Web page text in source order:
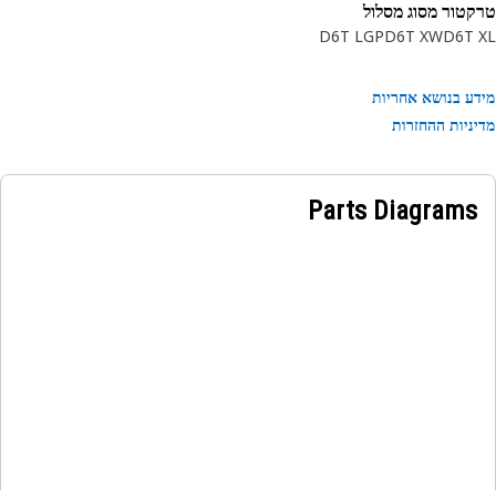
מסוג מסלול
D6T
D6T XW
D6T LGP
בנושא אחריות
ההחזרות
Parts Diagrams